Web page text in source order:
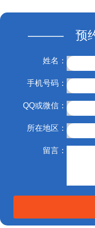
——— 预
姓名：
手机号码：
QQ或微信：
所在地区：
留言：